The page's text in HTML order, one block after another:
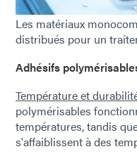
Les matériaux
distribués pour un
Adhésifs
Température et
polymérisables
températures, tandis
s'affaiblissent à des